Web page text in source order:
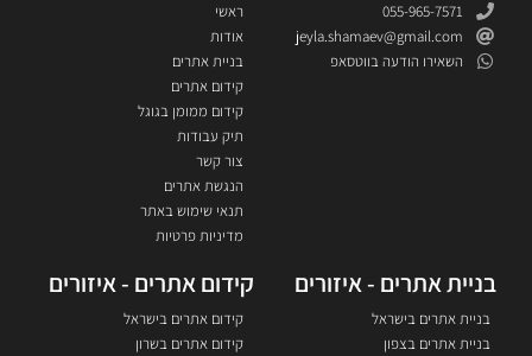
055-965-7571
jeyla.shamaev@gmail.com
השאירו הודעה בווטסאפ
ראשי
אודות
בניית אתרים
קידום אתרים
קידום ממומן בגוגל
תיק עבודות
צור קשר
הנגשת אתרים
תנאי שימוש באתר
מדיניות פרטיות
בניית אתרים - איזורים
בניית אתרים בישראל
בניית אתרים בצפון
קידום אתרים - איזורים
קידום אתרים בישראל
קידום אתרים בשרון